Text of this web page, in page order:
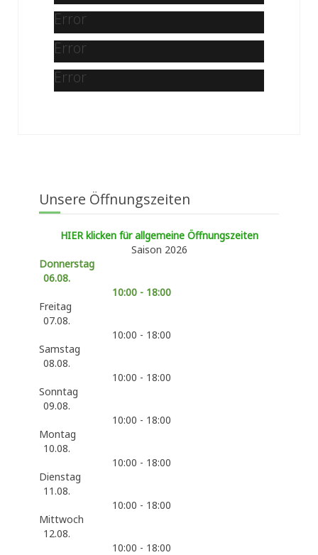
Error
Error
Error
Unsere Öffnungszeiten
HIER klicken für allgemeine Öffnungszeiten
Saison 2026
Donnerstag
06.08.
10:00 - 18:00
Freitag
07.08.
10:00 - 18:00
Samstag
08.08.
10:00 - 18:00
Sonntag
09.08.
10:00 - 18:00
Montag
10.08.
10:00 - 18:00
Dienstag
11.08.
10:00 - 18:00
Mittwoch
12.08.
10:00 - 18:00